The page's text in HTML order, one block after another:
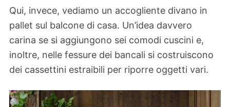
Qui, invece, vediamo un accogliente divano in
pallet sul balcone di casa. Un’idea davvero
carina se si aggiungono sei comodi cuscini e,
inoltre, nelle fessure dei bancali si costruiscono
dei cassettini estraibili per riporre oggetti vari.